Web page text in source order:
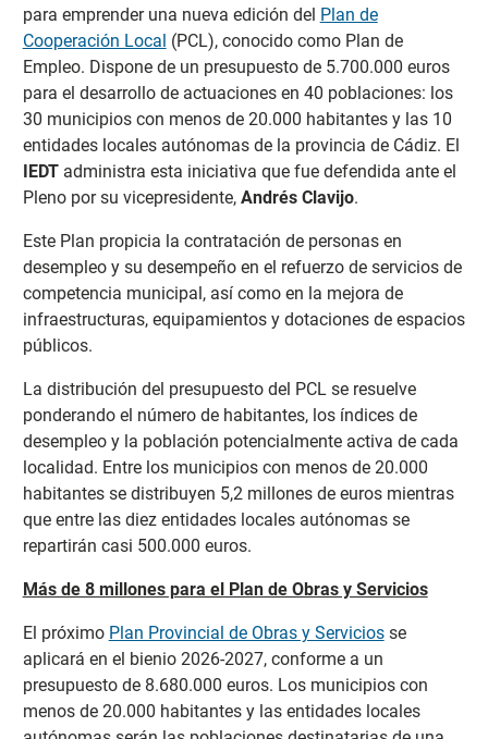
para emprender una nueva edición del Plan de
Cooperación Local (PCL), conocido como Plan de
Empleo. Dispone de un presupuesto de 5.700.000 euros
para el desarrollo de actuaciones en 40 poblaciones: los
30 municipios con menos de 20.000 habitantes y las 10
entidades locales autónomas de la provincia de Cádiz. El
IEDT administra esta iniciativa que fue defendida ante el
Pleno por su vicepresidente, Andrés Clavijo.
Este Plan propicia la contratación de personas en
desempleo y su desempeño en el refuerzo de servicios de
competencia municipal, así como en la mejora de
infraestructuras, equipamientos y dotaciones de espacios
públicos.
La distribución del presupuesto del PCL se resuelve
ponderando el número de habitantes, los índices de
desempleo y la población potencialmente activa de cada
localidad. Entre los municipios con menos de 20.000
habitantes se distribuyen 5,2 millones de euros mientras
que entre las diez entidades locales autónomas se
repartirán casi 500.000 euros.
Más de 8 millones para el Plan de Obras y Servicios
El próximo Plan Provincial de Obras y Serviciosse
aplicará en el bienio 2026-2027, conforme a un
presupuesto de 8.680.000 euros. Los municipios con
menos de 20.000 habitantes y las entidades locales